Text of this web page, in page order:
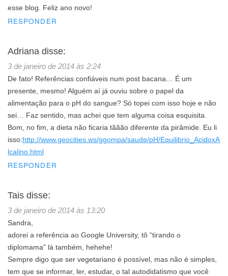
esse blog. Feliz ano novo!
RESPONDER
Adriana disse:
3 de janeiro de 2014 às 2:24
De fato! Referências confiáveis num post bacana… É um
presente, mesmo! Alguém aí já ouviu sobre o papel da
alimentação para o pH do sangue? Só topei com isso hoje e não
sei… Faz sentido, mas achei que tem alguma coisa esquisita.
Bom, no fim, a dieta não ficaria tããão diferente da pirâmide. Eu li
isso:http://www.geocities.ws/ggompa/saude/pH/Equilibrio_AcidoxA
lcalino.html
RESPONDER
Tais disse:
3 de janeiro de 2014 às 13:20
Sandra,
adorei a referência ao Google University, tô “tirando o
diplomama” lá também, hehehe!
Sempre digo que ser vegetariano é possível, mas não é simples,
tem que se informar, ler, estudar, o tal autodidatismo que você